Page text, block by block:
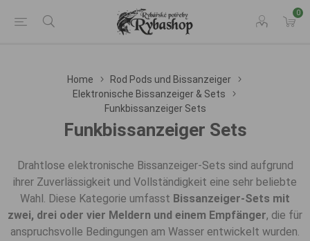
0
Home
Rod Pods und Bissanzeiger
Elektronische Bissanzeiger & Sets
Funkbissanzeiger Sets
Funkbissanzeiger Sets
Drahtlose elektronische Bissanzeiger-Sets sind aufgrund
ihrer Zuverlässigkeit und Vollständigkeit eine sehr beliebte
Wahl. Diese Kategorie umfasst Bissanzeiger-Sets mit
zwei, drei oder vier Meldern und einem Empfänger, die für
anspruchsvolle Bedingungen am Wasser entwickelt wurden.